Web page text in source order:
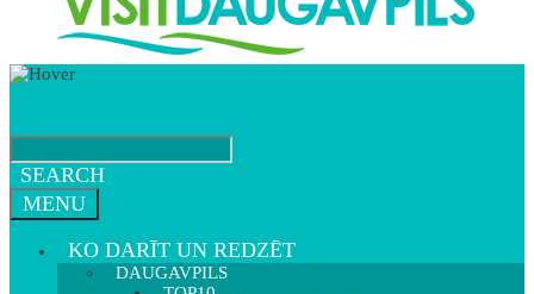
SEARCH
MENU
KO DARĪT UN REDZĒT
DAUGAVPILS